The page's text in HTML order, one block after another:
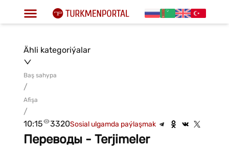
Ähli kategoriýalar
Baş sahypa
/
Afişa
/
10:15
3320Sosial ulgamda paýlaşmak
Переводы - Terjimeler